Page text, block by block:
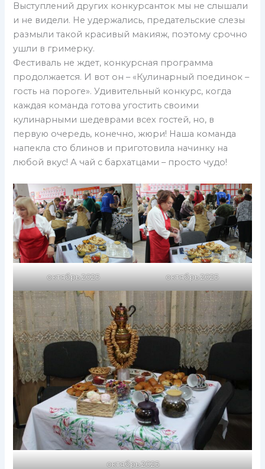
Выступлений других конкурсанток мы не слышали
и не видели. Не удержались, предательские слезы
размыли такой красивый макияж, поэтому срочно
ушли в гримерку.
Фестиваль не ждет, конкурсная программа
продолжается. И вот он – «Кулинарный поединок –
гость на пороге». Удивительный конкурс, когда
каждая команда готова угостить своими
кулинарными шедеврами всех гостей, но, в
первую очередь, конечно, жюри! Наша команда
напекла сто блинов и приготовила начинку на
любой вкус! А чай с бархатцами – просто чудо!
октябрь 2025 октябрь 2025
октябрь 2025